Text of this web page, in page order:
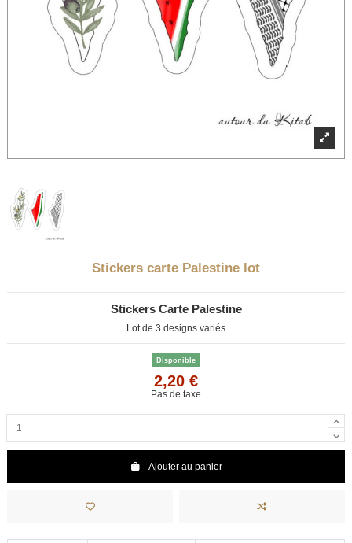
Stickers carte Palestine lot
Stickers Carte Palestine
Lot de 3 designs variés
Disponible
2,20 €
Pas de taxe
Ajouter au panier